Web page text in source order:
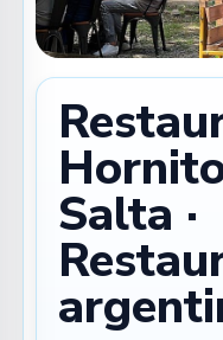
Salta ·